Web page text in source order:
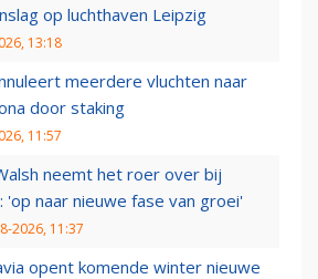
op luchthaven Leipzig
13:18
meerdere vluchten naar
door staking
11:57
neemt het roer over bij
'op naar nieuwe fase van groei'
2026, 11:37
opent komende winter nieuwe